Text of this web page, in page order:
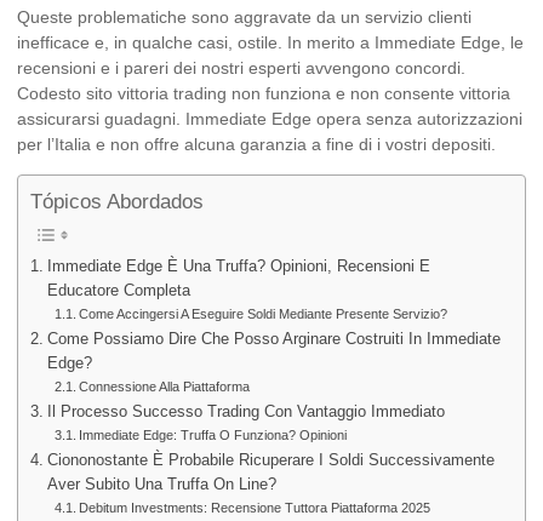
Queste problematiche sono aggravate da un servizio clienti
inefficace e, in qualche casi, ostile. In merito a Immediate Edge, le
recensioni e i pareri dei nostri esperti avvengono concordi.
Codesto sito vittoria trading non funziona e non consente vittoria
assicurarsi guadagni. Immediate Edge opera senza autorizzazioni
per l’Italia e non offre alcuna garanzia a fine di i vostri depositi.
Tópicos Abordados
Immediate Edge È Una Truffa? Opinioni, Recensioni E
Educatore Completa
Come Accingersi A Eseguire Soldi Mediante Presente Servizio?
Come Possiamo Dire Che Posso Arginare Costruiti In Immediate
Edge?
Connessione Alla Piattaforma
Il Processo Successo Trading Con Vantaggio Immediato
Immediate Edge: Truffa O Funziona? Opinioni
Ciononostante È Probabile Ricuperare I Soldi Successivamente
Aver Subito Una Truffa On Line?
Debitum Investments: Recensione Tuttora Piattaforma 2025